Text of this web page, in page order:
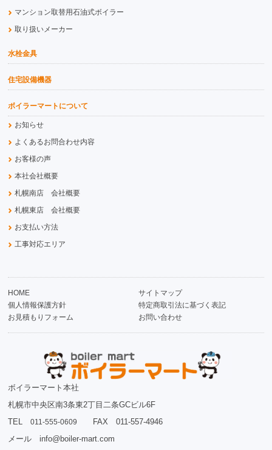
マンション取替用石油式ボイラー
取り扱いメーカー
水栓金具
住宅設備機器
ボイラーマートについて
お知らせ
よくあるお問合わせ内容
お客様の声
本社会社概要
札幌南店 会社概要
札幌東店 会社概要
お支払い方法
工事対応エリア
HOME
サイトマップ
個人情報保護方針
特定商取引法に基づく表記
お見積もりフォーム
お問い合わせ
ボイラーマート本社
札幌市中央区南3条東2丁目二条GCビル6F
TEL011-555-0609
FAX 011-557-4946
メール info@boiler-mart.com